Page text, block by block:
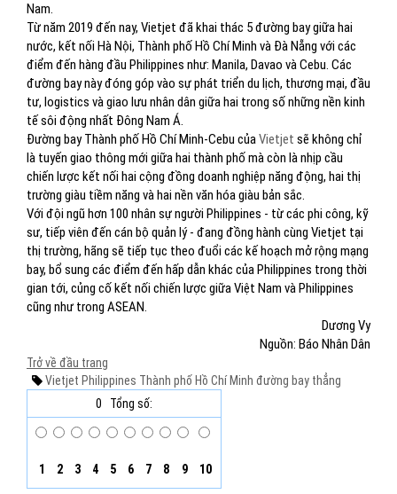
Nam.
Từ năm 2019 đến nay, Vietjet đã khai thác 5 đường bay giữa hai
nước, kết nối Hà Nội, Thành phố Hồ Chí Minh và Đà Nẵng với các
điểm đến hàng đầu Philippines như: Manila, Davao và Cebu. Các
đường bay này đóng góp vào sự phát triển du lịch, thương mại, đầu
tư, logistics và giao lưu nhân dân giữa hai trong số những nền kinh
tế sôi động nhất Đông Nam Á.
Đường bay Thành phố Hồ Chí Minh-Cebu củaVietjet sẽ không chỉ
là tuyến giao thông mới giữa hai thành phố mà còn là nhịp cầu
chiến lược kết nối hai cộng đồng doanh nghiệp năng động, hai thị
trường giàu tiềm năng và hai nền văn hóa giàu bản sắc.
Với đội ngũ hơn 100 nhân sự người Philippines - từ các phi công, kỹ
sư, tiếp viên đến cán bộ quản lý - đang đồng hành cùng Vietjet tại
thị trường, hãng sẽ tiếp tục theo đuổi các kế hoạch mở rộng mạng
bay, bổ sung các điểm đến hấp dẫn khác của Philippines trong thời
gian tới, củng cố kết nối chiến lược giữa Việt Nam và Philippines
cũng như trong ASEAN.
Dương Vy
Nguồn: Báo Nhân Dân
Trở về đầu trang
Vietjet Philippines Thành phố Hồ Chí Minh đường bay thẳng
0
Tổng số:
1 2 3 4 5 6 7 8 9 10